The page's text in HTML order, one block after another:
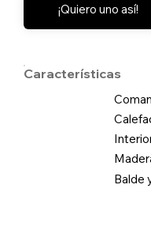
¡Quiero uno así!
Características
Balde